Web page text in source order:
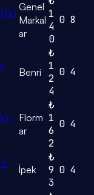
Genel
Markal
ar
1
4
0
0 8
Benri
₺
1
2
4
0 4
- Florm
ar
₺
1
6
2
0 4
İpek
₺
9
3
0 4